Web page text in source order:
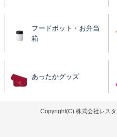
フードポット・お弁当
箱
あったかグッズ
Copyright(C) 株式会社レス